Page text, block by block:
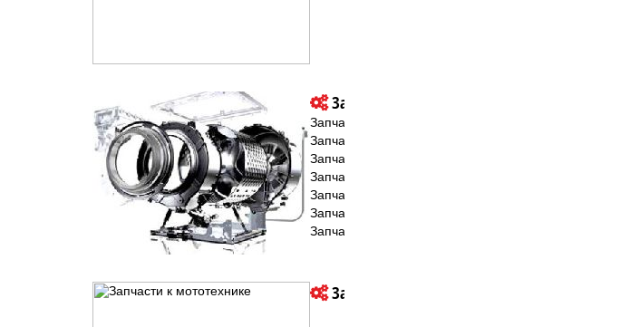
Запчасти к бытовой технике
Запчасти к стиральным машинам
Запчасти к пылесосам
Запчасти к мясорубкам
Запчасти к водонагревателям
Запчасти к прочей технике
Запчасти к...
Запчасти к холодильникам
Запчасти к мототехнике